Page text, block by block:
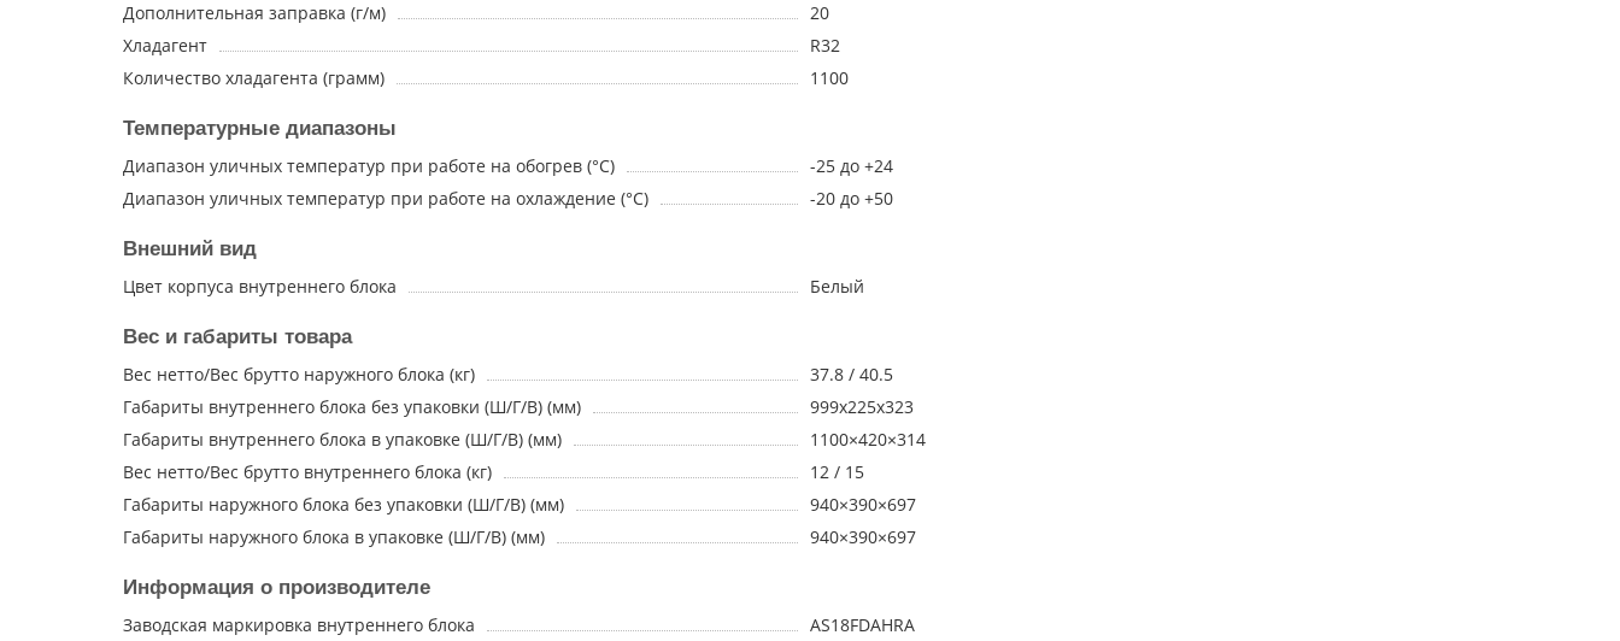
Дополнительная заправка (г/м)
20
Хладагент
R32
Количество хладагента (грамм)
1100
Температурные диапазоны
Диапазон уличных температур при работе на обогрев (°С)
-25 до +24
Диапазон уличных температур при работе на охлаждение (°С)
-20 до +50
Внешний вид
Цвет корпуса внутреннего блока
Белый
Вес и габариты товара
Вес нетто/Вес брутто наружного блока (кг)
37.8 / 40.5
Габариты внутреннего блока без упаковки (Ш/Г/В) (мм)
999x225x323
Габариты внутреннего блока в упаковке (Ш/Г/В) (мм)
1100×420×314
Вес нетто/Вес брутто внутреннего блока (кг)
12 / 15
Габариты наружного блока без упаковки (Ш/Г/В) (мм)
940×390×697
Габариты наружного блока в упаковке (Ш/Г/В) (мм)
940×390×697
Информация о производителе
Заводская маркировка внутреннего блока
AS18FDAHRA